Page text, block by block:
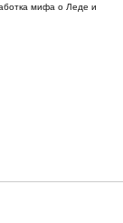
мифа о Леде и